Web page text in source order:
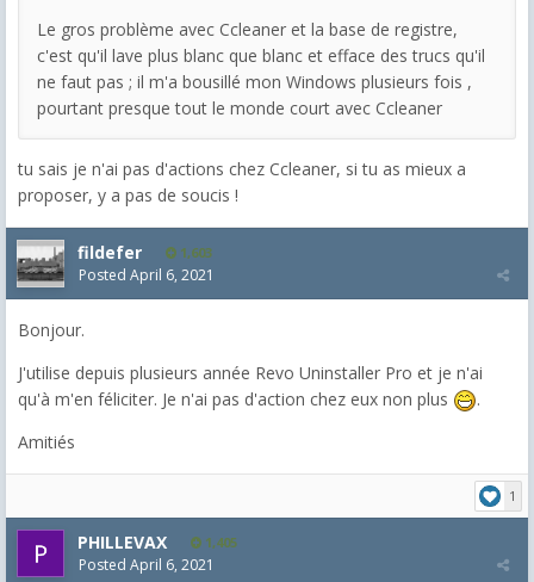
Le gros problème avec Ccleaner et la base de registre,
c'est qu'il lave plus blanc que blanc et efface des trucs qu'il
ne faut pas ; il m'a bousillé mon Windows plusieurs fois ,
pourtant presque tout le monde court avec Ccleaner
tu sais je n'ai pas d'actions chez Ccleaner, si tu as mieux a
proposer, y a pas de soucis !
fildefer 1,603
Posted April 6, 2021
Bonjour.
J'utilise depuis plusieurs année Revo Uninstaller Pro et je n'ai
qu'à m'en féliciter. Je n'ai pas d'action chez eux non plus
.
Amitiés
1
PHILLEVAX 1,405
Posted April 6, 2021